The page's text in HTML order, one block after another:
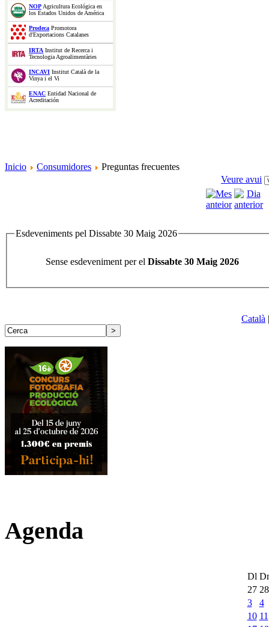
NOPAgricultura Ecológica en
los Estados Unidos de América
Prodeca Promotora
d'Exportacions Catalanes
IRTA Institut de Recerca i
Tecnologia Agroalimentàries
INCAVI Institut Català de la
Vinya i el Vi
ENAC Entidad Nacional de
Acreditación
Inicio Consumidores
Preguntas frecuentes
Veure avui
Esdeveniments pel Dissabte 30 Maig 2026
Sense esdeveniment per el Dissabte 30 Maig 2026
Català
Agenda
Dl
27 28
3
4
10 11